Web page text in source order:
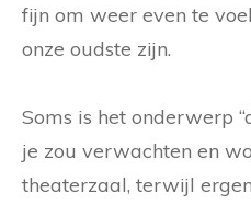
fijn om weer even te
onze oudste zijn.
Soms is het onderwerp
je zou verwachten en
theaterzaal, terwijl